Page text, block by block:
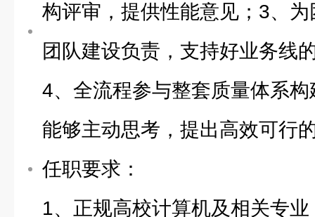
构评审，提供性能意见；3、
团队建设负责，支持好业务线
4、全流程参与整套质量体系
能够主动思考，提出高效可行
任职要求：
1、正规高校计算机及相关专